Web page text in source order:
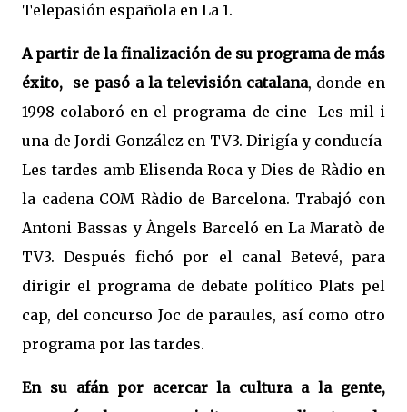
Telepasión española en La 1.
A partir de la finalización de su programa de más
éxito, se pasó a la televisión catalana, donde en
1998 colaboró en el programa de cine
Les mil i
una de Jordi González en TV3. Dirigía y conducía
Les tardes amb Elisenda Roca y Dies de Ràdio en
la cadena COM Ràdio de Barcelona. Trabajó con
Antoni Bassas y Àngels Barceló en La Maratò de
TV3. Después fichó por el canal Betevé, para
dirigir el programa de debate político Plats pel
cap, del concurso Joc de paraules, así como otro
programa por las tardes.
En su afán por acercar la cultura a la gente,